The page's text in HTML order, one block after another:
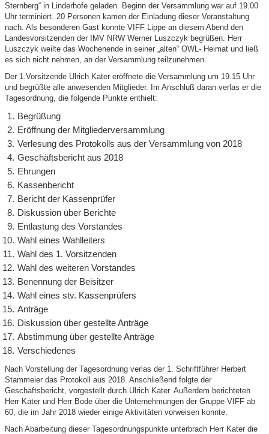
Sternberg“ in Linderhofe geladen. Beginn der Versammlung war auf 19.00
Uhr terminiert. 20 Personen kamen der Einladung dieser Veranstaltung
nach. Als besonderen Gast konnte VIFF Lippe an diesem Abend den
Landesvorsitzenden der IMV NRW Werner Luszczyk begrüßen. Herr
Luszczyk weilte das Wochenende in seiner „alten“ OWL- Heimat und ließ
es sich nicht nehmen, an der Versammlung teilzunehmen.
Der 1.Vorsitzende Ulrich Kater eröffnete die Versammlung um 19.15 Uhr
und begrüßte alle anwesenden Mitglieder. Im Anschluß daran verlas er die
Tagesordnung, die folgende Punkte enthielt:
Begrüßung
Eröffnung der Mitgliederversammlung
Verlesung des Protokolls aus der Versammlung von 2018
Geschäftsbericht aus 2018
Ehrungen
Kassenbericht
Bericht der Kassenprüfer
Diskussion über Berichte
Entlastung des Vorstandes
Wahl eines Wahlleiters
Wahl des 1. Vorsitzenden
Wahl des weiteren Vorstandes
Benennung der Beisitzer
Wahl eines stv. Kassenprüfers
Anträge
Diskussion über gestellte Anträge
Abstimmung über gestellte Anträge
Verschiedenes
Nach Vorstellung der Tagesordnung verlas der 1. Schriftführer Herbert
Stammeier das Protokoll aus 2018. Anschließend folgte der
Geschäftsbericht, vorgestellt durch Ulrich Kater. Außerdem berichteten
Herr Kater und Herr Bode über die Unternehmungen der Gruppe VIFF ab
60, die im Jahr 2018 wieder einige Aktivitäten vorweisen konnte.
Nach Abarbeitung dieser Tagesordnungspunkte unterbrach Herr Kater die